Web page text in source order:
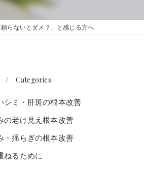
頼らないとダメ？」と感じる方へ
Categories
シミ・肝斑の根本改善
の老け見え根本改善
・揺らぎの根本改善
ねるために